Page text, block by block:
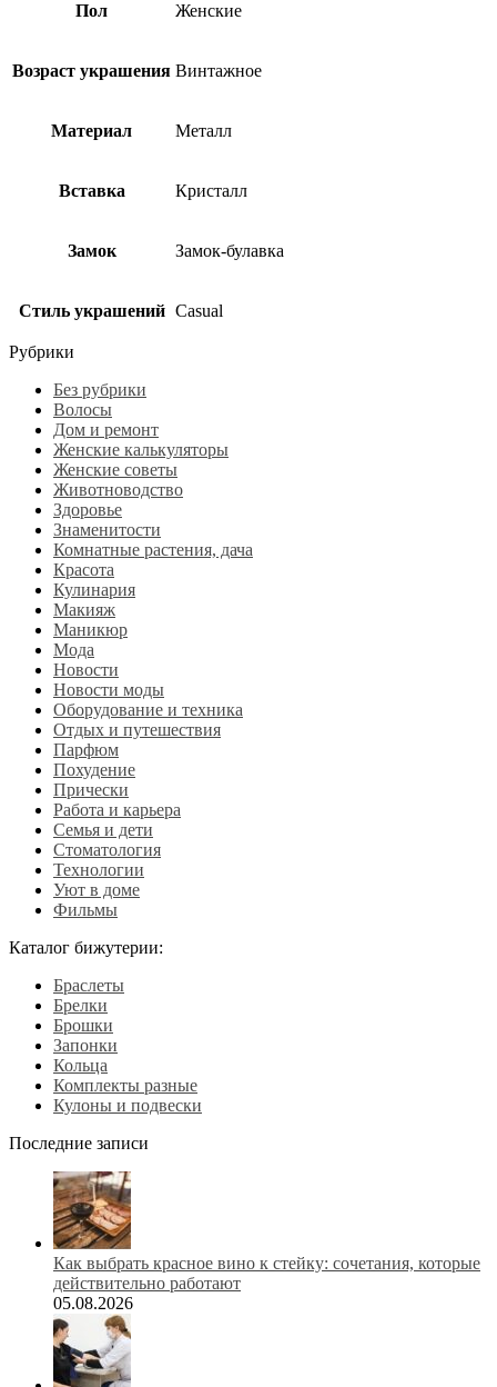
Пол Женские
Возраст украшения Винтажное
Материал Металл
Вставка Кристалл
Замок Замок-булавка
Стиль украшений Casual
Рубрики
Без рубрики
Волосы
Дом и ремонт
Женские калькуляторы
Женские советы
Животноводство
Здоровье
Знаменитости
Комнатные растения, дача
Красота
Кулинария
Макияж
Маникюр
Мода
Новости
Новости моды
Оборудование и техника
Отдых и путешествия
Парфюм
Похудение
Прически
Работа и карьера
Семья и дети
Стоматология
Технологии
Уют в доме
Фильмы
Каталог бижутерии:
Браслеты
Брелки
Брошки
Запонки
Кольца
Комплекты разные
Кулоны и подвески
Последние записи
Как выбрать красное вино к стейку: сочетания, которые
действительно работают
05.08.2026